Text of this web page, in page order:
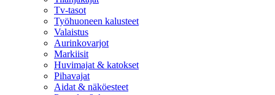
Tv-tasot
Työhuoneen kalusteet
Valaistus
Aurinkovarjot
Markiisit
Huvimajat & katokset
Pihavajat
Aidat & näköesteet